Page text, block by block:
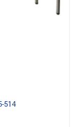
514